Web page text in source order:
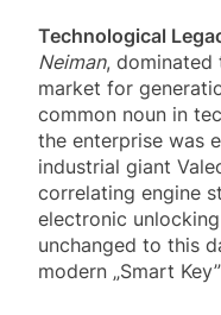
Technological
Neiman, dominated
market for
common noun in
the enterprise was
industrial giant
correlating engine
electronic
unchanged to this
modern „Smart